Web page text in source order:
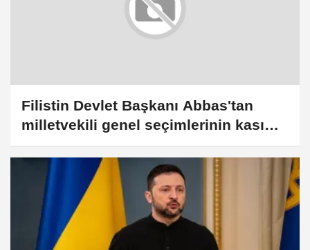
Filistin Devlet Başkanı Abbas'tan
milletvekili genel seçimlerinin kasım
ayında yapılacağı vurgusu